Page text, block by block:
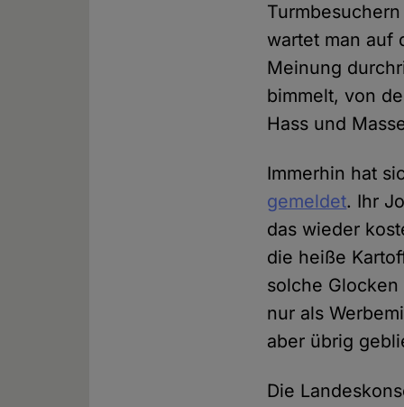
wartet man auf
Meinung
bimmelt, von
Hass und
Immerhin hat
gemeldet. Ihr
das wieder
die heiße
solche
nur als
aber übrig
Die